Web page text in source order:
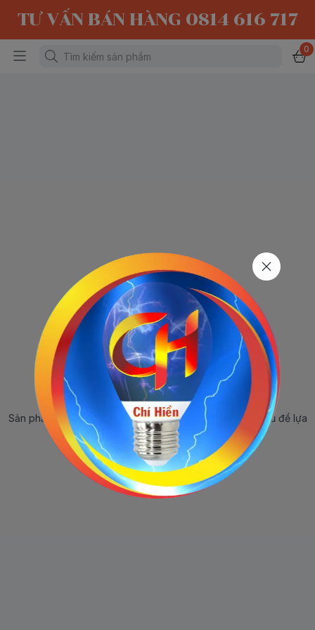
TƯ VẤN BÁN HÀNG 0814 616 717
0
Sản phẩm ngừng bán
Sản phẩm này hiện tại đã ngừng bán. Hãy trở về trang chủ để lựa
chọn sản phẩm khác.
Quay lại trang chủ